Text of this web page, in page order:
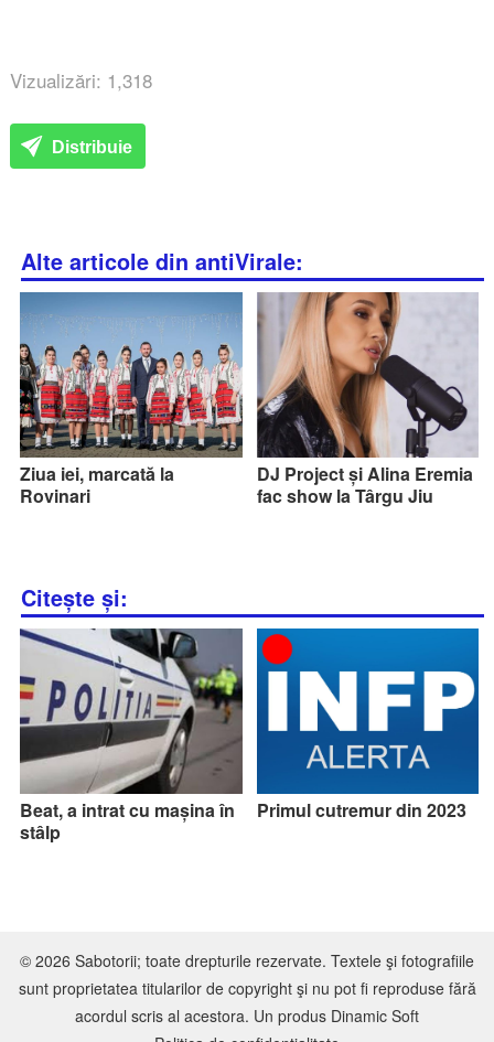
Vizualizări: 1,318
Distribuie
Alte articole din antiVirale:
Ziua iei, marcată la
Rovinari
DJ Project și Alina Eremia
fac show la Târgu Jiu
Citește și:
Beat, a intrat cu mașina în
stâlp
Primul cutremur din 2023
© 2026 Sabotorii; toate drepturile rezervate. Textele şi fotografiile
sunt proprietatea titularilor de copyright şi nu pot fi reproduse fără
acordul scris al acestora. Un produs Dinamic Soft